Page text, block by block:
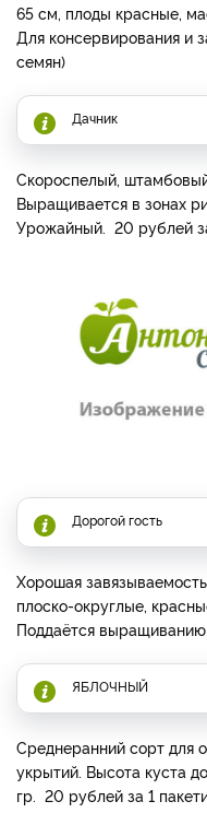
65 см, плоды красные,
Для консервирования и
семян)
Дачник
Скороспелый,
Выращивается в зонах
Урожайный. 20 рублей
Дорогой гость
Хорошая
плоско-округлые,
Поддаётся выращиванию
ЯБЛОЧНЫЙ
Среднеранний сорт для
укрытий. Высота куста
гр. 20 рублей за 1